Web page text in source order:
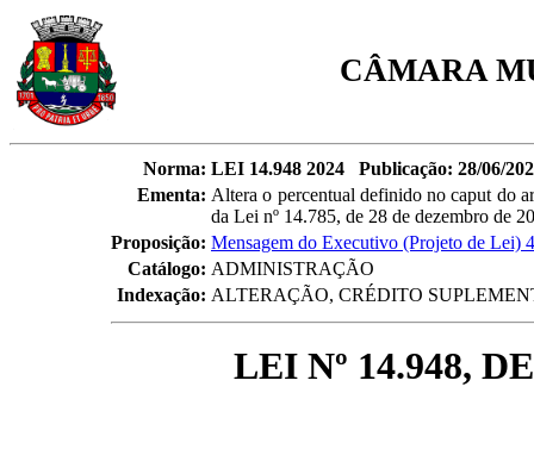
CÂMARA
Norma: LEI 14.948 2024 Publicação: 28/06/
Ementa: Altera o percentual definido no caput do
da Lei nº 14.785, de 28 de dezembro de
Proposição: Mensagem do Executivo (Projeto de Lei)
Catálogo: ADMINISTRAÇÃO
Indexação: ALTERAÇÃO, CRÉDITO
LEI Nº 14.948,